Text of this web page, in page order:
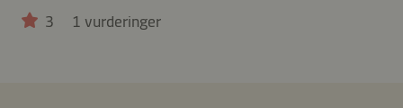
3 1 vurderinger